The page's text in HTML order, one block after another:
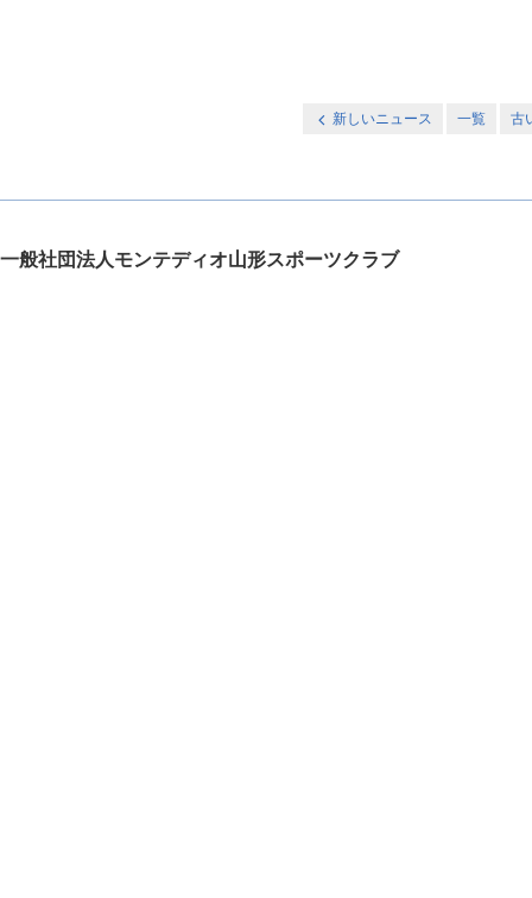
新しいニュース 一覧 古
一般社団法人モンテディオ山形スポーツクラブ